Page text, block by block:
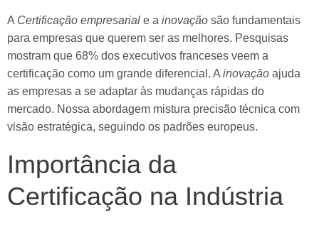
A Certificação empresarial e a inovação são fundamentais
para empresas que querem ser as melhores. Pesquisas
mostram que 68% dos executivos franceses veem a
certificação como um grande diferencial. A inovação ajuda
as empresas a se adaptar às mudanças rápidas do
mercado. Nossa abordagem mistura precisão técnica com
visão estratégica, seguindo os padrões europeus.
Importância da
Certificação na Indústria